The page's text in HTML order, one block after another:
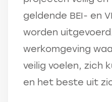
geldende BEI- en
worden
werkomgeving
veilig voelen, zich
en het beste uit